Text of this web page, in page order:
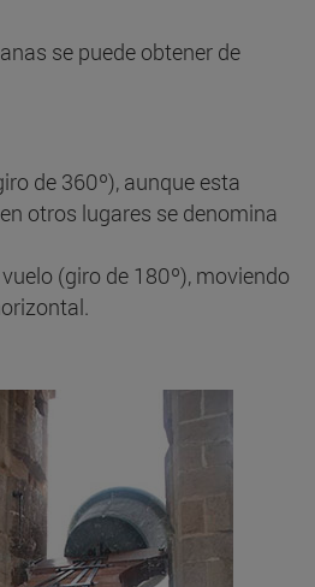
se puede obtener de
de 360º), aunque esta
otros lugares se denomina
(giro de 180º), moviendo